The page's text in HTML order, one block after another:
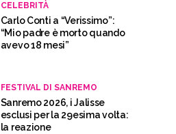
CELEBRITÀ
Carlo Conti a “Verissimo”:
“Mio padre è morto quando
avevo 18 mesi”
FESTIVAL DI SANREMO
Sanremo 2026, i Jalisse
esclusi per la 29esima volta:
la reazione